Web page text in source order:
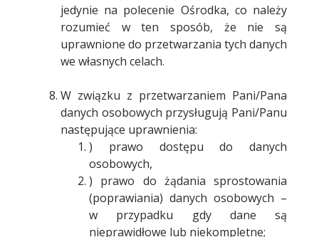
jedynie na polecenie Ośrodka, co należy
rozumieć w ten sposób, że nie są
uprawnione do przetwarzania tych danych
we własnych celach.
W związku z przetwarzaniem Pani/Pana
danych osobowych przysługują Pani/Panu
następujące uprawnienia:
) prawo dostępu do danych
osobowych,
) prawo do żądania sprostowania
(poprawiania) danych osobowych –
w przypadku gdy dane są
nieprawidłowe lub niekompletne;